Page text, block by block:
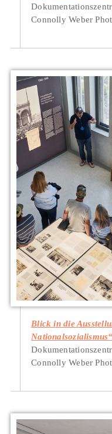
Connolly Weber
Blick in die
Nationalsozialismus“
Connolly Weber